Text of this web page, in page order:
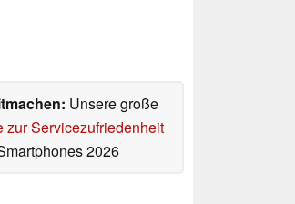
Unsere große
zur Servicezufriedenheit
2026